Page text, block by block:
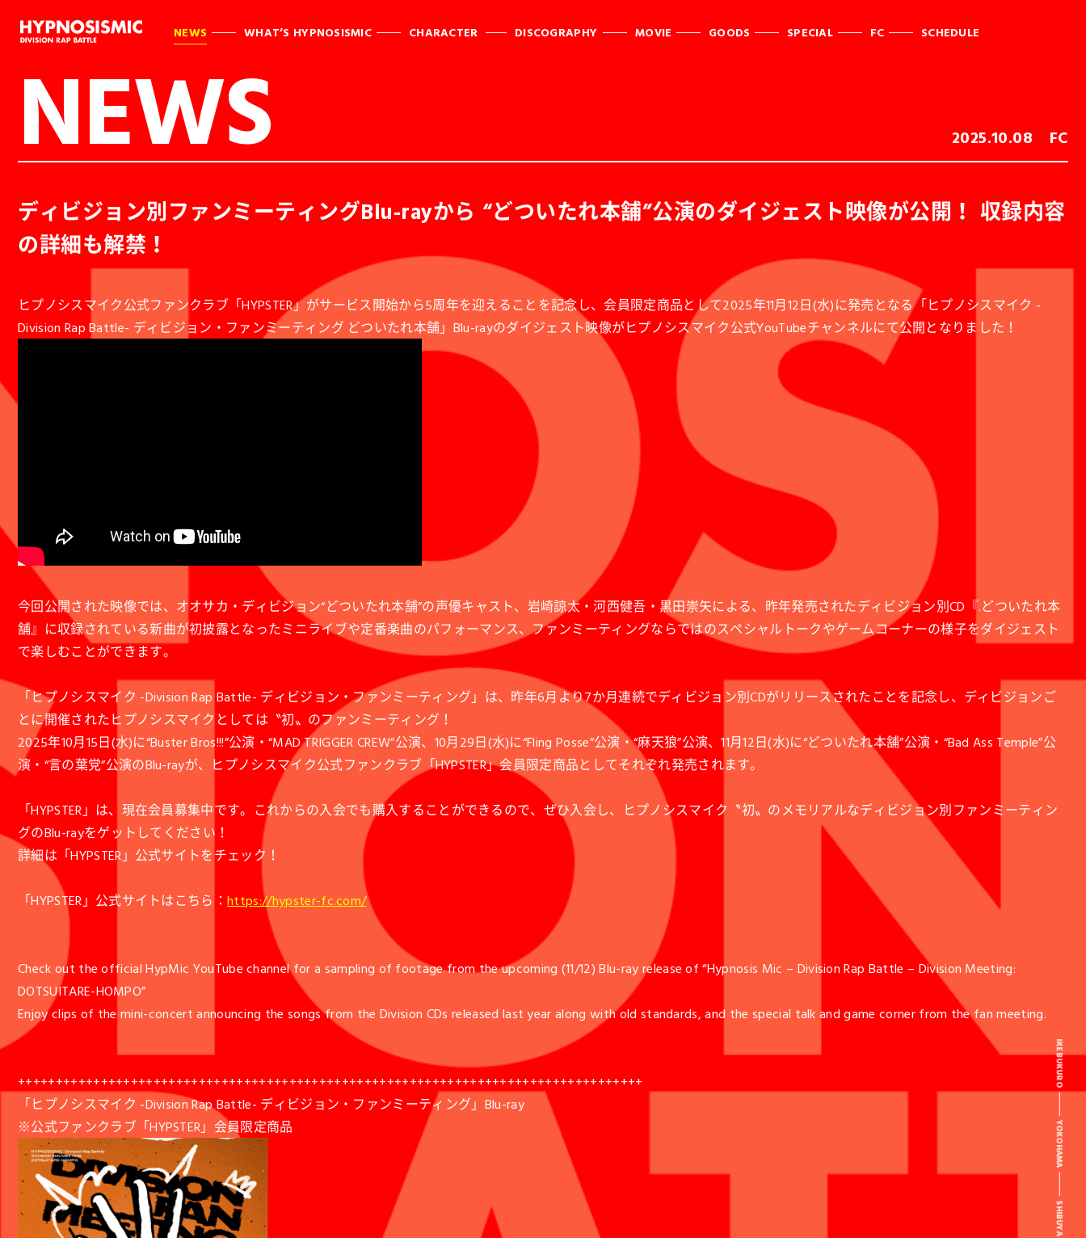
NEWS WHAT’S HYPNOSISMIC CHARACTER DISCOGRAPHY MOVIE GOODS SPECIAL FC SCHEDULE
NEWS 2025.10.08 FC
ディビジョン別ファンミーティングBlu-rayから “どついたれ本舗”公演のダイジェスト映像が公開！ 収録内容
の詳細も解禁！
ヒプノシスマイク公式ファンクラブ「HYPSTER」がサービス開始から5周年を迎えることを記念し、会員限定商品として2025年11月12日(水)に発売となる「ヒプノシスマイク -
Division Rap Battle- ディビジョン・ファンミーティング どついたれ本舗」Blu-rayのダイジェスト映像がヒプノシスマイク公式YouTubeチャンネルにて公開となりました！
今回公開された映像では、オオサカ・ディビジョン“どついたれ本舗”の声優キャスト、岩崎諒太・河西健吾・黒田崇矢による、昨年発売されたディビジョン別CD『.どついたれ本
舗』に収録されている新曲が初披露となったミニライブや定番楽曲のパフォーマンス、ファンミーティングならではのスペシャルトークやゲームコーナーの様子をダイジェスト
で楽しむことができます。
「ヒプノシスマイク -Division Rap Battle- ディビジョン・ファンミーティング」は、昨年6月より7か月連続でディビジョン別CDがリリースされたことを記念し、ディビジョンご
とに開催されたヒプノシスマイクとしては〝初〟のファンミーティング！
2025年10月15日(水)に“Buster Bros!!!”公演・“MAD TRIGGER CREW”公演、10月29日(水)に“Fling Posse”公演・“麻天狼”公演、11月12日(水)に“どついたれ本舗”公演・“Bad Ass Temple”公
演・“言の葉党”公演のBlu-rayが、ヒプノシスマイク公式ファンクラブ「HYPSTER」会員限定商品としてそれぞれ発売されます。
「HYPSTER」は、現在会員募集中です。これからの入会でも購入することができるので、ぜひ入会し、ヒプノシスマイク〝初〟のメモリアルなディビジョン別ファンミーティン
グのBlu-rayをゲットしてください！
詳細は「HYPSTER」公式サイトをチェック！
「HYPSTER」公式サイトはこちら：https://hypster-fc.com/
Check out the official HypMic YouTube channel for a sampling of footage from the upcoming (11/12) Blu-ray release of “Hypnosis Mic – Division Rap Battle – Division Meeting:
DOTSUITARE-HOMPO”
Enjoy clips of the mini-concert announcing the songs from the Division CDs released last year along with old standards, and the special talk and game corner from the fan meeting.
+++++++++++++++++++++++++++++++++++++++++++++++++++++++++++++++++++++++++++++++++++
「ヒプノシスマイク -Division Rap Battle- ディビジョン・ファンミーティング」Blu-ray
※公式ファンクラブ「HYPSTER」会員限定商品
IKEBUKURO
YOKOHAMA
SHIBUYA